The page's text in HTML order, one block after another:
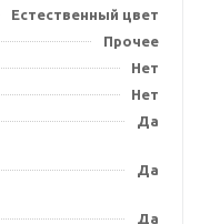
Естественный цвет
Прочее
Нет
Нет
Да
Да
Да